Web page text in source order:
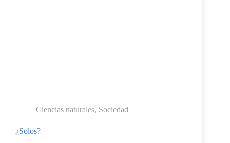
Ciencias naturales, Sociedad
¿Solos?